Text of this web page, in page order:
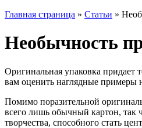
Главная страница » Статьи »
Необычность
Оригинальная упаковка придает
вам оценить наглядные примеры
Помимо поразительной
всего лишь обычный картон, так
творчества, способного стать